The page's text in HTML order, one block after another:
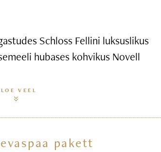
Schloss Fellini luksuslikus
hubases kohvikus Novell
LOE VEEL
pakett